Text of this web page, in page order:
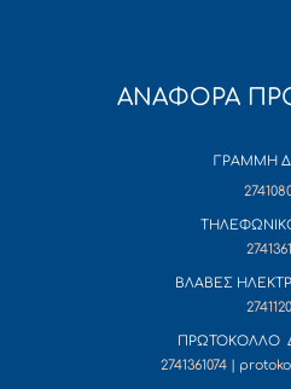
ΑΝΑΦΟΡΑ
ΓΡΑΜΜΗ
ΒΛΑΒΕΣ
ΠΡΩΤΟΚΟΛΛΟ
2741361074 |